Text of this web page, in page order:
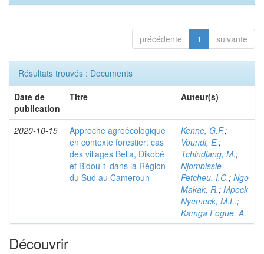
précédente 1 suivante
Résultats trouvés : Documents
Date de
publication
Titre Auteur(s)
2020-10-15
Approche agroécologique
en contexte forestier: cas
des villages Bella, Dikobé
et Bidou 1 dans la Région
du Sud au Cameroun
Kenne, G.F.;
Voundi, E.;
Tchindjang, M.;
Njombissie
Petcheu, I.C.; Ngo
Makak, R.; Mpeck
Nyemeck, M.L.;
Kamga Fogue, A.
Découvrir